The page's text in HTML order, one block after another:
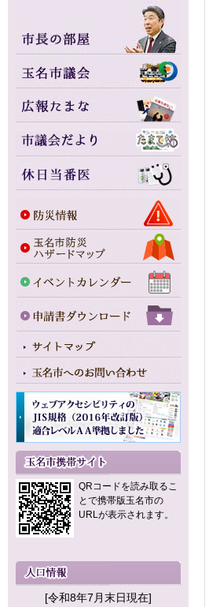
QRコードを読み取るこ
とで携帯版玉名市の
URLが表示されます。
[令和8年7月末日現在]